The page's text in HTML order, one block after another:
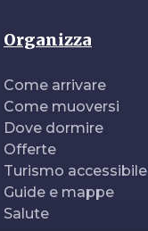
Organizza
Come arrivare
Come muoversi
Dove dormire
Offerte
Turismo accessibile
Guide e mappe
Salute